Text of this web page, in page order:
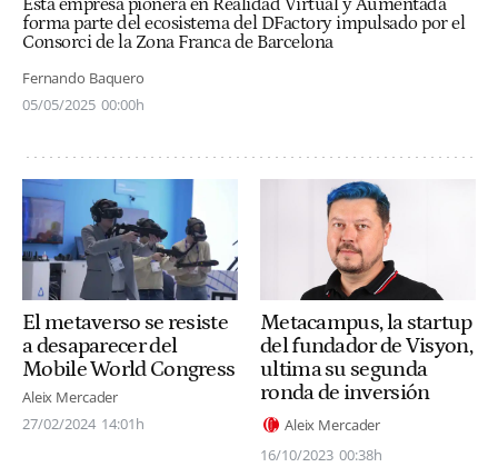
Esta empresa pionera en Realidad Virtual y Aumentada
forma parte del ecosistema del DFactory impulsado por el
Consorci de la Zona Franca de Barcelona
Fernando Baquero
05/05/2025 00:00h
El metaverso se resiste
a desaparecer del
Mobile World Congress
Aleix Mercader
27/02/2024 14:01h
Metacampus, la startup
del fundador de Visyon,
ultima su segunda
ronda de inversión
Aleix Mercader
16/10/2023 00:38h